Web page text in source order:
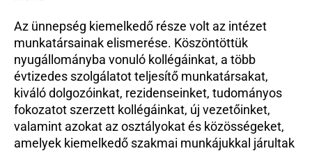
Az ünnepség kiemelkedő része volt az intézet
munkatársainak elismerése. Köszöntöttük
nyugállományba vonuló kollégáinkat, a több
évtizedes szolgálatot teljesítő munkatársakat,
kiváló dolgozóinkat, rezidenseinket, tudományos
fokozatot szerzett kollégáinkat, új vezetőinket,
valamint azokat az osztályokat és közösségeket,
amelyek kiemelkedő szakmai munkájukkal járultak